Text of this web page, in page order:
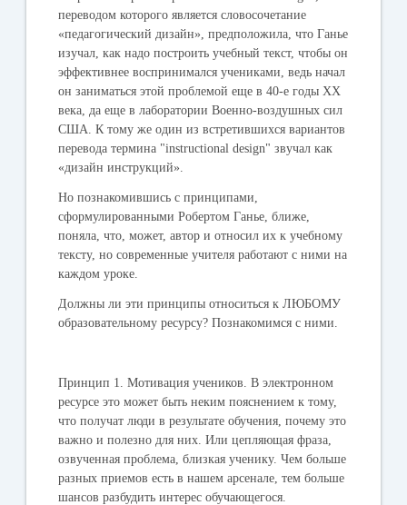
переводом которого является словосочетание
«педагогический дизайн», предположила, что Ганье
изучал, как надо построить учебный текст, чтобы он
эффективнее воспринимался учениками, ведь начал
он заниматься этой проблемой еще в 40-е годы ХХ
века, да еще в лаборатории Военно-воздушных сил
США. К тому же один из встретившихся вариантов
перевода термина "instructional design" звучал как
«дизайн инструкций».
Но познакомившись с принципами,
сформулированными Робертом Ганье, ближе,
поняла, что, может, автор и относил их к учебному
тексту, но современные учителя работают с ними на
каждом уроке.
Должны ли эти принципы относиться к ЛЮБОМУ
образовательному ресурсу? Познакомимся с ними.
Принцип 1.
Мотивация учеников. В электронном
ресурсе это может быть неким пояснением к тому,
что получат люди в результате обучения, почему это
важно и полезно для них. Или цепляющая фраза,
озвученная проблема, близкая ученику. Чем больше
разных приемов есть в нашем арсенале, тем больше
шансов разбудить интерес обучающегося.